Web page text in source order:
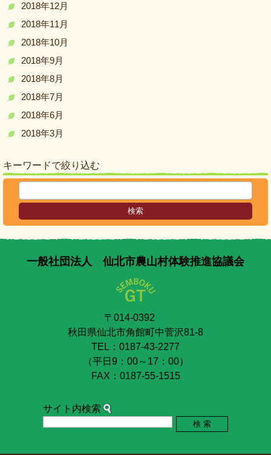
2018年12月
2018年11月
2018年10月
2018年9月
2018年8月
2018年7月
2018年6月
2018年3月
キーワードで絞り込む
一般社団法人 仙北市農山村体験推進協議会
〒014-0392
秋田県仙北市角館町中菅沢81-8
TEL：0187-43-2277
（平日9：00～17：00）
FAX：0187-55-1515
サイト内検索